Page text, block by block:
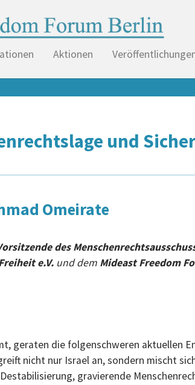
Aktionen
und
Omeirate
des
e.V. und dem Mideast Freedom
geraten die folgenschweren aktuellen
nicht nur Israel an, sondern mischt
gravierende